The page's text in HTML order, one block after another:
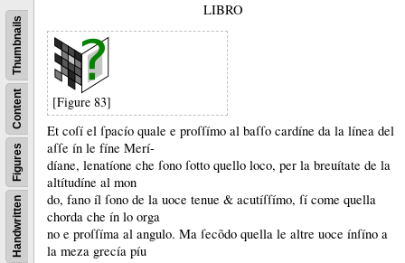
Handwritten
Figures
Content
Thumbnails
LIBRO
[Figure 83]
Et coſí el ſpacío quale e proſſímo al baſſo cardíne da la línea del
aſſe ín le fíne Merí-
díane, lenatíone che ſono ſotto quello loco, per la breuítate de la
altítudíne al mon
do, fano íl ſono de la uoce tenue & acutíſſímo, ſí come quella
chorda che ín lo orga
no e proſſíma al angulo. Ma ſecõdo quella le altre uoce ínſíno a
la meza grecía píu